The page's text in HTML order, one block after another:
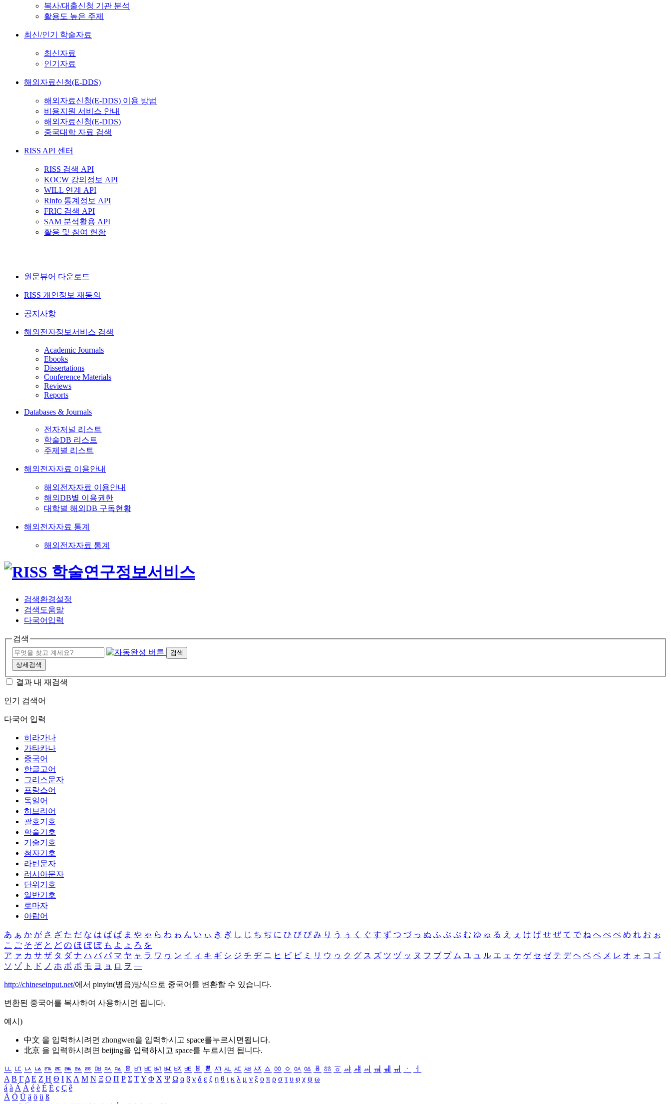
복사/대출신청 기관 분석
활용도 높은 주제
최신/인기 학술자료
최신자료
인기자료
해외자료신청(E-DDS)
해외자료신청(E-DDS) 이용 방법
비용지원 서비스 안내
해외자료신청(E-DDS)
중국대학 자료 검색
RISS API 센터
RISS 검색 API
KOCW 강의정보 API
WILL 연계 API
Rinfo 통계정보 API
FRIC 검색 API
SAM 분석활용 API
활용 및 참여 현황
원문뷰어 다운로드
RISS 개인정보 재동의
공지사항
해외전자정보서비스 검색
Academic Journals
Ebooks
Dissertations
Conference Materials
Reviews
Reports
Databases & Journals
전자저널 리스트
학술DB 리스트
주제별 리스트
해외전자자료 이용안내
해외전자자료 이용안내
해외DB별 이용권한
대학별 해외DB 구독현황
해외전자자료 통계
해외전자자료 통계
검색환경설정
검색도움말
다국어입력
검색
검색
상세검색
결과 내 재검색
인기 검색어
다국어 입력
히라가나
가타카나
중국어
한글고어
그리스문자
프랑스어
독일어
히브리어
괄호기호
학술기호
기술기호
첨자기호
라틴문자
러시아문자
단위기호
일반기호
로마자
아랍어
あ ぁ か が さ ざ た だ な は ば ぱ ま や ゃ ら わ ゎ ん い ぃ き ぎ し じ ち ぢ に ひ び ぴ み り う ぅ く ぐ す ず つ づ っ ぬ ふ ぶ ぷ む ゆ ゅ る え ぇ け げ せ ぜ て で ね へ べ ぺ め れ お ぉ
こ ご そ ぞ と ど の ほ ぼ ぽ も よ ょ ろ を
ア ァ カ サ ザ タ ダ ナ ハ バ パ マ ヤ ャ ラ ワ ヮ ン イ ィ キ ギ シ ジ チ ヂ ニ ヒ ビ ピ ミ リ ウ ゥ ク グ ス ズ ツ ヅ ッ ヌ フ ブ プ ム ユ ュ ル エ ェ ケ ゲ セ ゼ テ デ ヘ ベ ペ メ レ オ ォ コ ゴ
ソ ゾ ト ド ノ ホ ボ ポ モ ヨ ョ ロ ヲ ―
http://chineseinput.net/에서 pinyin(병음)방식으로 중국어를 변환할 수 있습니다.
변환된 중국어를 복사하여 사용하시면 됩니다.
예시)
中文 을 입력하시려면 zhongwen을 입력하시고 space를누르시면됩니다.
北京 을 입력하시려면 beijing을 입력하시고 space를 누르시면 됩니다.
ㅥ ㅦ ㅧ ㅨ ㅩ ㅪ ㅫ ㅬ ㅭ ㅮ ㅯ ㅰ ㅱ ㅲ ㅳ ㅴ ㅵ ㅶ ㅷ ㅸ ㅹ ㅺ ㅻ ㅼ ㅽ ㅾ ㅿ ㆀ ㆁ ㆂ ㆃ ㆄ ㆅ ㆆ ㆇ ㆈ ㆉ ㆊ ㆋ ㆌ ㆍ
ㆎ
Α Β ΓΔ Ε Ζ Η Θ Ι ΚΛ Μ Ν Ξ Ο Π Ρ Σ ΤΥ Φ Χ Ψ Ω α β γ δ ε ζ η θ ι κ λ μ ν ξ ο π ρ σ τ υ φ χ ψ ω
á à Á À é è É È ç Ç ê
Ä Ö Ü ä ö ü ß